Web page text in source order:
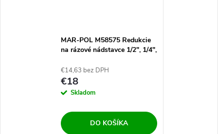
MAR-POL M58575 Redukcie
na rázové nádstavce 1/2", 1/4",
€14,63 bez DPH
€18
Skladom
DO KOŠÍKA